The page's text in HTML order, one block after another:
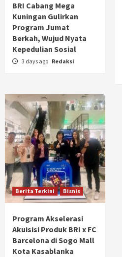
BRI Cabang Mega
Kuningan Gulirkan
Program Jumat
Berkah, Wujud Nyata
Kepedulian Sosial
3 days ago Redaksi
Berita Terkini Bisnis
Program Akselerasi
Akuisisi Produk BRI x FC
Barcelona di Sogo Mall
Kota Kasablanka